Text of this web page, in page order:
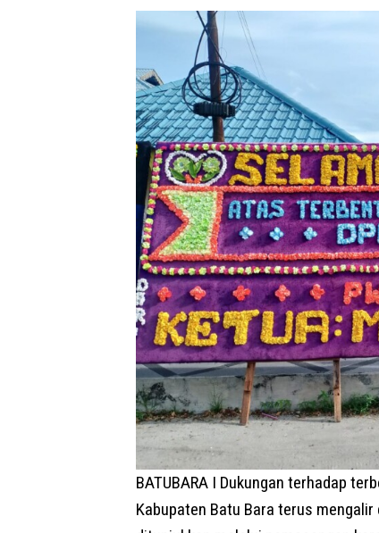
BATUBARA I Dukungan terhadap
Kabupaten Batu Bara terus